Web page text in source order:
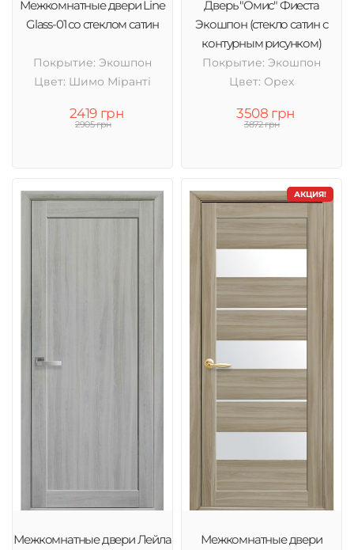
Межкомнатные двери Line
Glass-01 со стеклом сатин
Покрытие: Экошпон
Цвет: Шимо Міранті
2419 грн
2905 грн
Дверь "Омис" Фиеста
Экошпон (стекло сатин с
контурным рисунком)
Покрытие: Экошпон
Цвет: Орех
3508 грн
3872 грн
Межкомнатные двери Лейла
АКЦИЯ!
Межкомнатные двери